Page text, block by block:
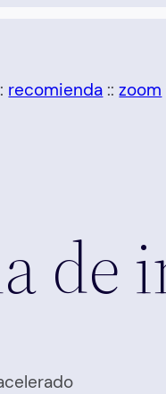
recomienda ::zoom
de